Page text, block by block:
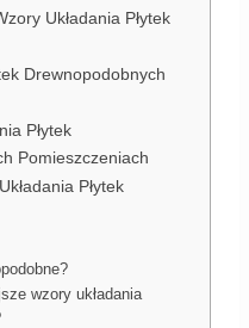
Układania Płytek
Drewnopodobnych
Płytek
Pomieszczeniach
Płytek
wzory układania